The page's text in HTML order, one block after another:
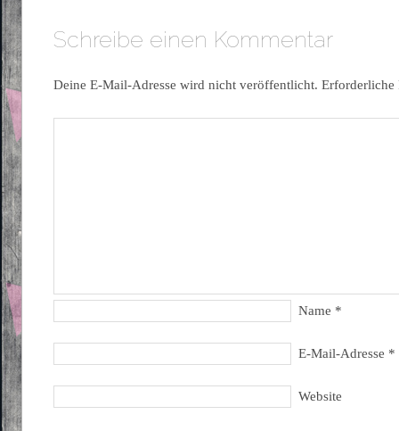
Schreibe einen Kommentar
Deine E-Mail-Adresse wird nicht veröffentlicht.
Name *
E-Mail-Adresse *
Website